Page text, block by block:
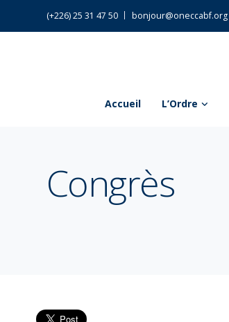
(+226) 25 31 47 50 bonjour@oneccabf.org
Accueil L’Ordre
Congrès